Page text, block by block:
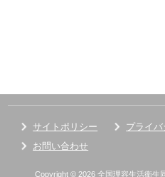
サイトポリシー プライ
お問い合わせ
Copyright © 2026 全国理容生活衛生